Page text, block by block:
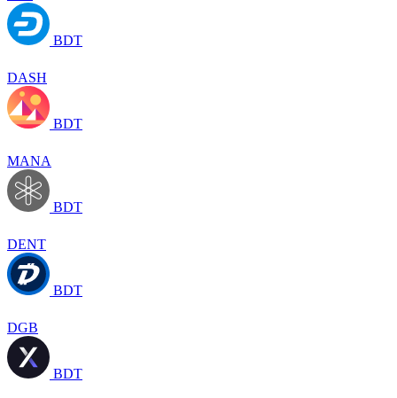
BDT
DASH
BDT
MANA
BDT
DENT
BDT
DGB
BDT